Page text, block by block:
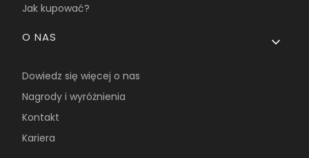
Jak kupować?
O NAS
Dowiedz się więcej o nas
Nagrody i wyróżnienia
Kontakt
Kariera